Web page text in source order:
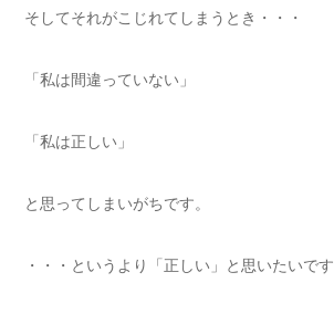
そしてそれがこじれてしまうとき・・・
「私は間違っていない」
「私は正しい」
と思ってしまいがちです。
・・・というより「正しい」と思いたいです